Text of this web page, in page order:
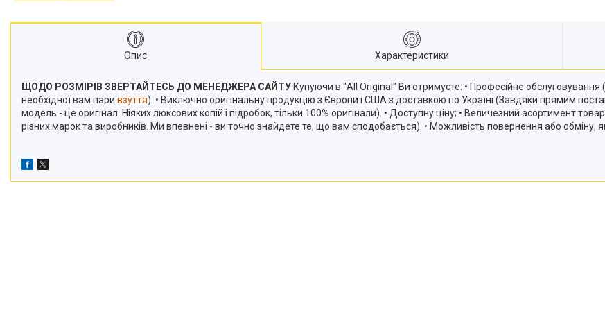
Опис Характеристики
ЩОДО РОЗМІРІВ ЗВЕРТАЙТЕСЬ ДО МЕНЕДЖЕРА САЙТУ Купуючи в "All Original" Ви отримуєте: • Професійне
необхідної вам пари взуття). • Виключно оригінальну продукцію з Європи і США з доставкою по Україні (Завдяки прямим
модель - це оригінал. Ніяких люксових копій і підробок, тільки 100% оригінали). • Доступну ціну; • Величезний асортимент
різних марок та виробників. Ми впевнені - ви точно знайдете те, що вам сподобається). • Можливість повернення або обміну,